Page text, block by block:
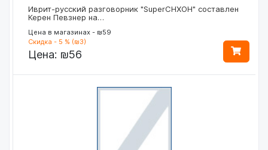
Иврит-русский разговорник "SuperCHXOH" составлен
Керен Певзнер на…
Цена в магазинах - ₪59
Скидка - 5 % (₪3)
Цена: ₪56